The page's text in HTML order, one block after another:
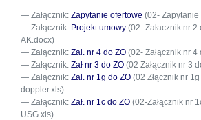
Załącznik: Zapytanie ofertowe (02-
Załącznik: Projekt umowy (02- Załacznik nr
AK.docx)
Załącznik: Zał. nr 4 do ZO (02- Załącznik nr 4
Załącznik: Zał nr 3 do ZO (02 Załącznik nr 3
Załącznik: Zał. nr 1g do ZO (02 Złącznik nr
doppler.xls)
Załącznik: Zał. nr 1c do ZO (02-Załącznik nr
USG.xls)